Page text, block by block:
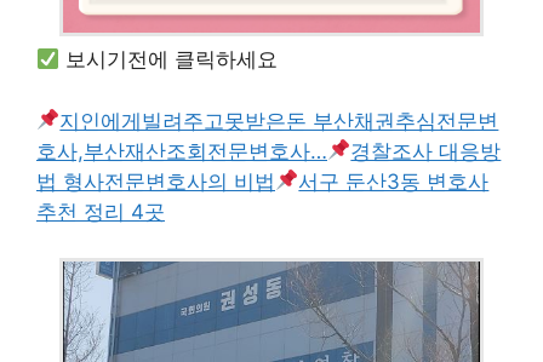
보시기전에 클릭하세요
지인에게빌려주고못받은돈 부산채권추심전문변
호사,부산재산조회전문변호사…
경찰조사 대응방
법 형사전문변호사의 비법
서구 둔산3동 변호사
추천 정리 4곳